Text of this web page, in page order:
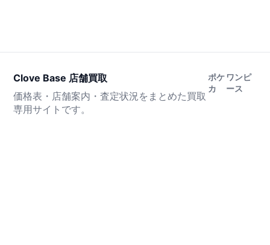
Clove Base 店舗買取
価格表・店舗案内・査定状況をまとめた買取
専用サイトです。
ポケ
カ
ワンピ
ース